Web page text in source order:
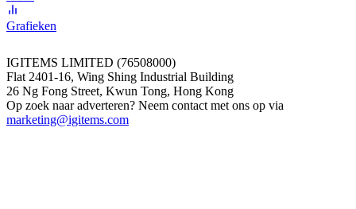
Grafieken
IGITEMS LIMITED (76508000)
Flat 2401-16, Wing Shing Industrial Building
26 Ng Fong Street, Kwun Tong, Hong Kong
Op zoek naar adverteren? Neem contact met ons op via
marketing@igitems.com